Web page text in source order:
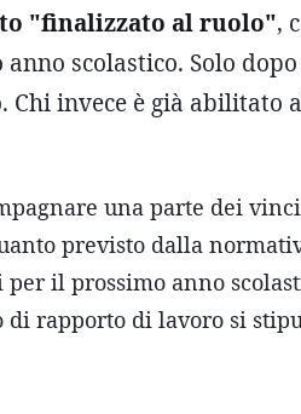
"finalizzato al ruolo",
scolastico. Solo
invece è già abilitato
una parte dei
previsto dalla
il prossimo anno
rapporto di lavoro si